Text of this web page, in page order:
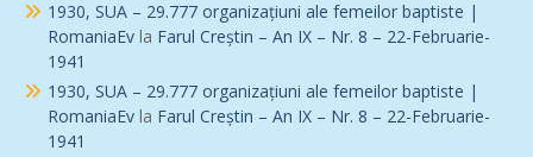
1930, SUA – 29.777 organizațiuni ale femeilor baptiste |
RomaniaEv la Farul Creștin – An IX – Nr. 8 – 22-Februarie-
1941
1930, SUA – 29.777 organizațiuni ale femeilor baptiste |
RomaniaEv la Farul Creștin – An IX – Nr. 8 – 22-Februarie-
1941